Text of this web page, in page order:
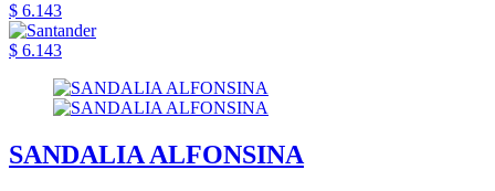
$ 6.143
$ 6.143
SANDALIA ALFONSINA